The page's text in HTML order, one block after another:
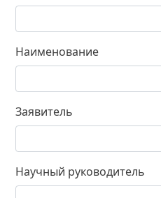
Наименование
Заявитель
Научный руководитель